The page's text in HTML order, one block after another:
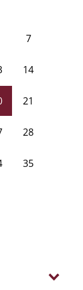
7
14
21
28
35